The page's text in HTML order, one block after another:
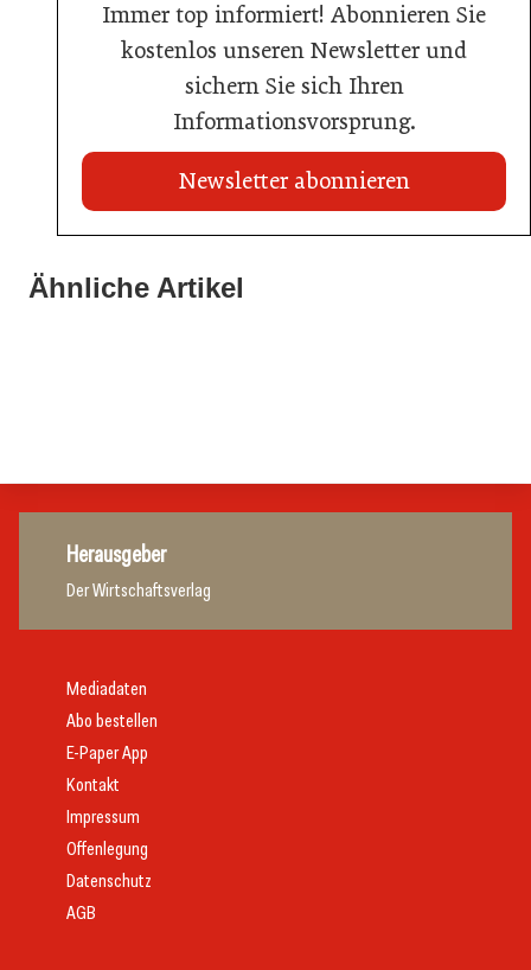
Immer top informiert! Abonnieren Sie
kostenlos unseren Newsletter und
sichern Sie sich Ihren
Informationsvorsprung.
Newsletter abonnieren
Ähnliche Artikel
Wiener Brauer gewinnt Biersommelier-
06. Mai 2026
Herausgeber
Der Wirtschaftsverlag
Mediadaten
Abo bestellen
E-Paper App
Kontakt
Impressum
Offenlegung
Datenschutz
AGB